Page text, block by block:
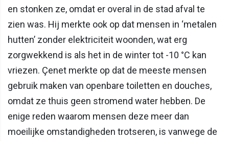
en stonken ze, omdat er overal in de stad afval te
zien was. Hij merkte ook op dat mensen in ‘metalen
hutten’ zonder elektriciteit woonden, wat erg
zorgwekkend is als het in de winter tot -10 °C kan
vriezen. Çenet merkte op dat de meeste mensen
gebruik maken van openbare toiletten en douches,
omdat ze thuis geen stromend water hebben. De
enige reden waarom mensen deze meer dan
moeilijke omstandigheden trotseren, is vanwege de